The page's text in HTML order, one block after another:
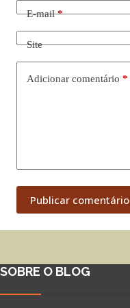
E-mail*
Site
Adicionar comentário *
Publicar comentário
SOBRE O BLOG